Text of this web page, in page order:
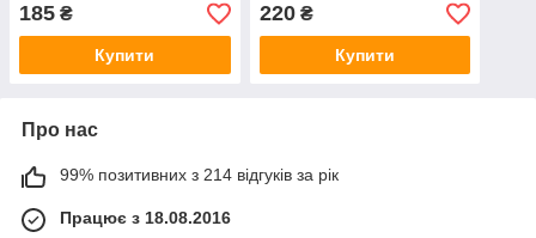
185 ₴
Купити
220₴
Купити
Про нас
99% позитивних з 214 відгуків за рік
Працює з 18.08.2016